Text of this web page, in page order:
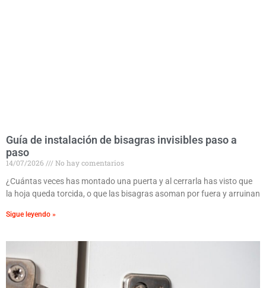
Guía de instalación de bisagras invisibles paso a
paso
14/07/2026
No hay comentarios
¿Cuántas veces has montado una puerta y al cerrarla has visto que
la hoja queda torcida, o que las bisagras asoman por fuera y arruinan
Sigue leyendo »